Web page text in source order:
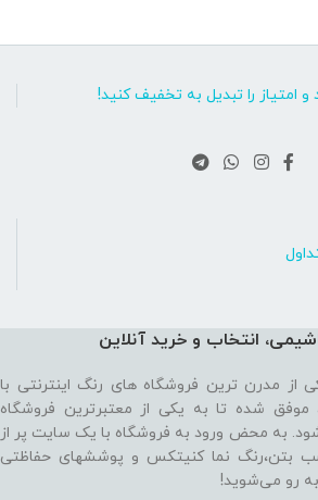
و امتیاز را تبدیل به تخفیف کنید!
انتخاب و خرید آنلاین
مدرن ترین فروشگاه های رنگ اینترنتی با
شده تا به یکی از معتبرترین فروشگاه
شود. به محض ورود به فروشگاه با یک سایت پر از
بتن،‌رنگ نما کنیتکس و پوششهای حفاظتی
رو می‌شوید!